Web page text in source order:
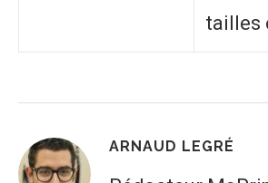
tailles
ARNAUD LEGRÉ